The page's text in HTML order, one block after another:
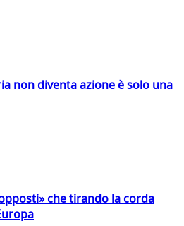
non diventa azione è solo una
che tirando la corda